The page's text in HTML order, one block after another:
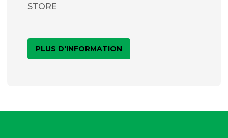
STORE
PLUS D'INFORMATION